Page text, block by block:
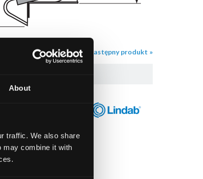
About
traffic. We also share
may combine it with
następny produkt »